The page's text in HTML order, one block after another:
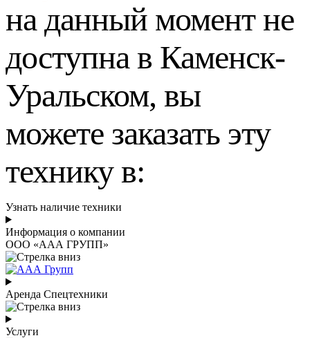
на данный момент не
доступна в Каменск-
Уральском, вы
можете заказать эту
технику в:
Узнать наличие техники
Информация о компании
ООО «ААА ГРУПП»
Аренда Спецтехники
Услуги